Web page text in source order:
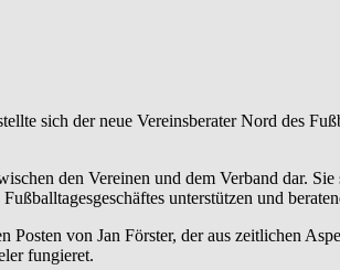
sich der neue Vereinsberater Nord des
den Vereinen und dem Verband dar.
unterstützen und
von Jan Förster, der aus zeitlichen
fungieret.